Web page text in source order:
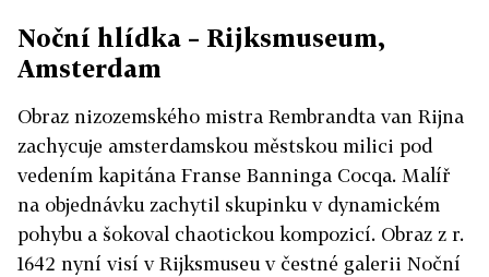
Noční hlídka – Rijksmuseum,
Amsterdam
Obraz nizozemského mistra Rembrandta van Rijna
zachycuje amsterdamskou městskou milici pod
vedením kapitána Franse Banninga Cocqa. Malíř
na objednávku zachytil skupinku v dynamickém
pohybu a šokoval chaotickou kompozicí. Obraz z r.
1642 nyní visí v Rijksmuseu v čestné galerii Noční